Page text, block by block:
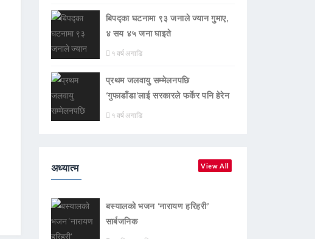
बिपद्का घटनामा ९३ जनाले ज्यान गुमाए,
४ सय ४५ जना घाइते
१ वर्ष अगाडि
प्रथम जलवायु सम्मेलनपछि
‘गुफाडाँडा’लाई सरकारले फर्केर पनि हेरेन
१ वर्ष अगाडि
अध्यात्म View All
बस्यालको भजन ‘नारायण हरिहरी’
सार्बजनिक